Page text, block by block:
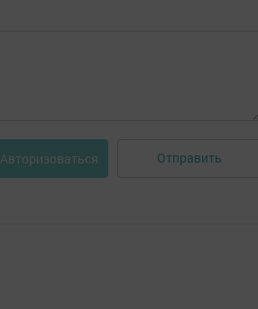
Авторизоваться Отправить